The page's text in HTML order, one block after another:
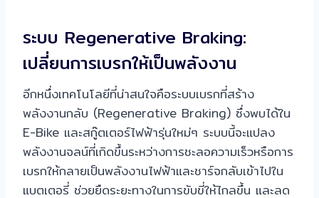
ระบบ Regenerative Braking:
เปลี่ยนการเบรกให้เป็นพลังงาน
อีกหนึ่งเทคโนโลยีที่น่าสนใจคือระบบเบรกที่สร้าง
พลังงานกลับ (Regenerative Braking) ซึ่งพบได้ใน
E-Bike และสกู๊ตเตอร์ไฟฟ้ารุ่นใหม่ๆ ระบบนี้จะแปลง
พลังงานจลน์ที่เกิดขึ้นระหว่างการชะลอความเร็วหรือการ
เบรกให้กลายเป็นพลังงานไฟฟ้าและชาร์จกลับเข้าไปใน
แบตเตอรี่ ช่วยยืดระยะทางในการขับขี่ให้ไกลขึ้น และลด